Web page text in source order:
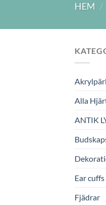
HEM /
Alla
ANTIK
Ear cuffs
Fjädrar